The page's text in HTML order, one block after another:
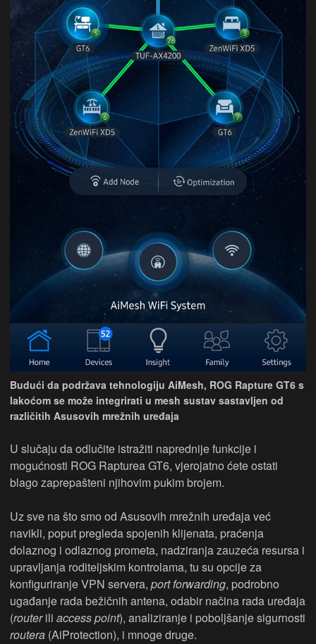
Budući da podržava tehnologiju AiMesh, ROG Rapture GT6 s
lakoćom se može integrirati u mesh sustav sastavljen od
različitih Asusovih mrežnih uređaja
U slučaju da odlučite istražiti naprednije funkcije i
mogućnosti ROG Rapturea GT6, vjerojatno ćete ostati
blago zaprepašteni njihovim pukim brojem.
Uz sve na što smo od Asusovih mrežnih uređaja već
navikli, poput pregleda spojenih klijenata, praćenja
dolaznog i odlaznog prometa, nadziranja zauzeća resursa i
upravljanja roditeljskim kontrolama, tu su opcije za
konfiguriranje VPN servera, port forwarding, podrobno
ugađanje rada bežičnih antena, odabir načina rada uređaja
(routerili access point), analiziranje i poboljšanje sigurnosti
routera (AiProtection), i mnoge druge.